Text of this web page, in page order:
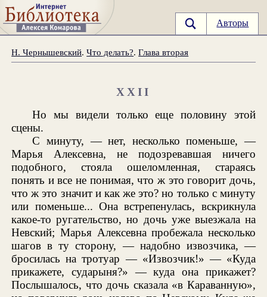
Авторы
Н. Чернышевский.Что делать?.Глава вторая
XXII
Но мы видели только еще половину этой
сцены.
С минуту, — нет, несколько поменьше, —
Марья Алексевна, не подозревавшая ничего
подобного, стояла ошеломленная, стараясь
понять и все не понимая, что ж это говорит дочь,
что ж это значит и как же это? но только с минуту
или поменьше... Она встрепенулась, вскрикнула
какое-то ругательство, но дочь уже выезжала на
Невский; Марья Алексевна пробежала несколько
шагов в ту сторону, — надобно извозчика, —
бросилась на тротуар — «Извозчик!» — «Куда
прикажете, сударыня?» — куда она прикажет?
Послышалось, что дочь сказала «в Караванную»,